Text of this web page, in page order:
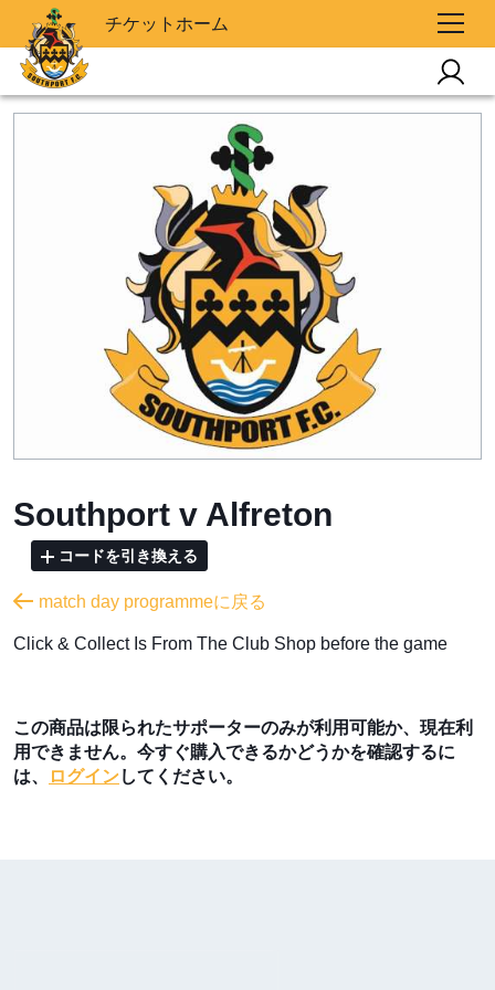
チケットホーム
Southport v Alfreton
コードを引き換える
match day programmeに戻る
​Click & Collect Is From The Club Shop before the game
この商品は限られたサポーターのみが利用可能か、現在利
用できません。今すぐ購入できるかどうかを確認するに
は、
ログインしてください。